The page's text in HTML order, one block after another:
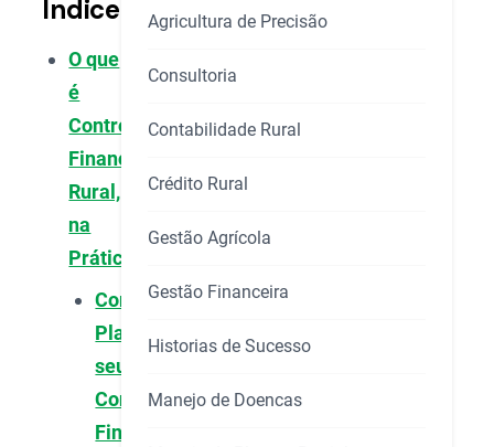
Índice
O que
é
Controle
Financeiro
Rural,
na
Prática?
Como
Planejar
seu
Controle
Financeiro
Agricultura de Precisão
Consultoria
Contabilidade Rural
Crédito Rural
Gestão Agrícola
Gestão Financeira
Historias de Sucesso
Manejo de Doencas